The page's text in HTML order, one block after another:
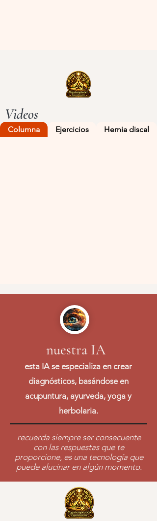
Columna Ejercicios Hernia discal
Videos
nuestra IA
esta IA se especializa en crear
diagnósticos, basándose en
acupuntura, ayurveda, yoga y
herbolaria.
recuerda siempre ser consecuente
con las respuestas que te
proporcione, es una tecnología que
puede alucinar en algún momento.